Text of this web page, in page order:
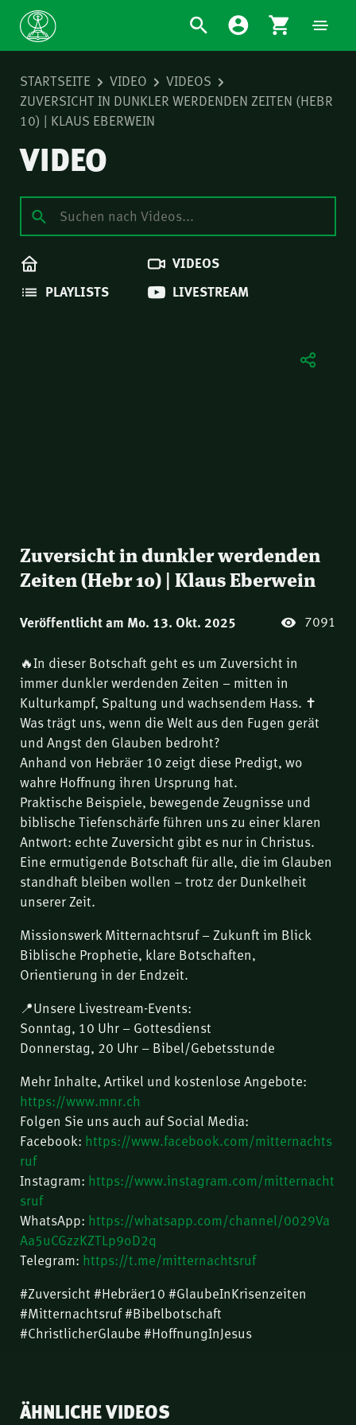
STARTSEITE VIDEO
VIDEOS
ZUVERSICHT IN DUNKLER WERDENDEN ZEITEN (HEBR
10) | KLAUS EBERWEIN
VIDEO
VIDEOS
PLAYLISTS
LIVESTREAM
Zuversicht in dunkler werdenden
Zeiten (Hebr 10) | Klaus Eberwein
Veröffentlicht am Mo. 13. Okt. 2025 7091
🔥In dieser Botschaft geht es um Zuversicht in
immer dunkler werdenden Zeiten – mitten in
Kulturkampf, Spaltung und wachsendem Hass. ✝️
Was trägt uns, wenn die Welt aus den Fugen gerät
und Angst den Glauben bedroht?
Anhand von Hebräer 10 zeigt diese Predigt, wo
wahre Hoffnung ihren Ursprung hat.
Praktische Beispiele, bewegende Zeugnisse und
biblische Tiefenschärfe führen uns zu einer klaren
Antwort: echte Zuversicht gibt es nur in Christus.
Eine ermutigende Botschaft für alle, die im Glauben
standhaft bleiben wollen – trotz der Dunkelheit
unserer Zeit.
Missionswerk Mitternachtsruf – Zukunft im Blick
Biblische Prophetie, klare Botschaften,
Orientierung in der Endzeit.
📍Unsere Livestream-Events:
Sonntag, 10 Uhr – Gottesdienst
Donnerstag, 20 Uhr – Bibel/Gebetsstunde
Mehr Inhalte, Artikel und kostenlose Angebote:
https://www.mnr.ch
Folgen Sie uns auch auf Social Media:
Facebook: https://www.facebook.com/mitternachts
ruf
Instagram: https://www.instagram.com/mitternacht
sruf
WhatsApp: https://whatsapp.com/channel/0029Va
Aa5uCGzzKZTLp9oD2q
Telegram: https://t.me/mitternachtsruf
#Zuversicht #Hebräer10 #GlaubeInKrisenzeiten
#Mitternachtsruf #Bibelbotschaft
#ChristlicherGlaube #HoffnungInJesus
ÄHNLICHE VIDEOS